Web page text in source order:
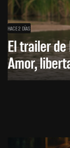
HACE 2 DÍAS
El trailer
Amor,